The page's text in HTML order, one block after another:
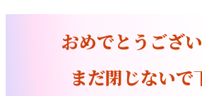
おめでとう ござ
まだ閉じないで